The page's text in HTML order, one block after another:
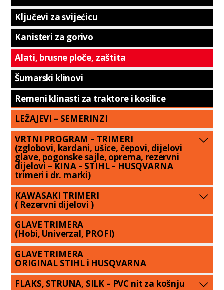
Ključevi za svijećicu
Kanisteri za gorivo
Alati, brusne ploče, zaštita
Šumarski klinovi
Remeni klinasti za traktore i kosilice
LEŽAJEVI – SEMERINZI
VRTNI PROGRAM – TRIMERI
(zglobovi, kardani, ušice, čepovi, dijelovi
glave, pogonske sajle, oprema, rezervni
dijelovi – KINA – STIHL – HUSQVARNA
trimeri i dr. marki)
KAWASAKI TRIMERI
( Rezervni dijelovi )
GLAVE TRIMERA
(Hobi, Univerzal, PROFI)
GLAVE TRIMERA
ORIGINAL STIHL i HUSQVARNA
FLAKS, STRUNA, SILK – PVC nit za košnju